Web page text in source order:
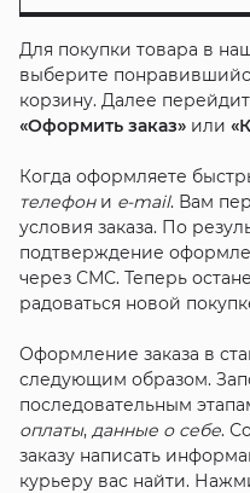
Для покупки товара в
выберите
корзину. Далее
«Оформить заказ»или
Когда оформляете
телефони e-mail. Вам
условия заказа. По
подтверждение
через СМС. Теперь
радоваться новой
Оформление заказа в
следующим образом.
последовательным
оплаты, данные о себе.
заказу написать
курьеру вас найти.